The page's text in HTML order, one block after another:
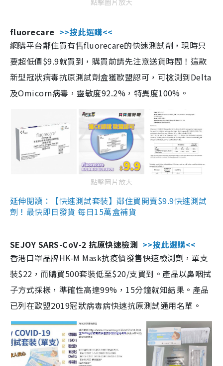
fluorecare >>按此選購<<
網購平台鄰住買有售fluorecare的快速測試劑，現時只
要超低價$9.9就買到，購買前請先注意送貨時間！這款
新型冠狀病毒抗原測試劑盒獲歐盟認可，可檢測到Delta
及Omicorn病毒，靈敏度92.2%，特異度100%。
點擊圖片放大
延伸閱讀：【快速測試套裝】鄰住買開賣$9.9快速測試
劑！最快即日發貨 每日15萬盒補貨
SEJOY SARS-CoV-2 抗原快速檢測 >>按此選購<<
香港口罩品牌HK-M Mask抗疫價發售快速檢測劑，單支
裝$22，而購買500套裝低至$20/支買到。產品以鼻咽拭
子方式採樣，準確性高達99%，15分鐘就知結果。產品
已列在歐盟2019冠狀病毒病快速抗原測試通用名單。